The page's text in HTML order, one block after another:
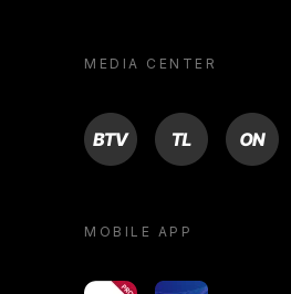
MEDIA CENTER
BTV TL ON
MOBILE APP